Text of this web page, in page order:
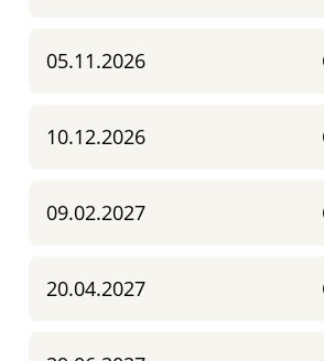
05.11.2026
10.12.2026
09.02.2027
20.04.2027